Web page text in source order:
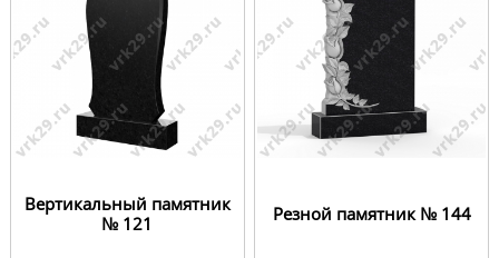
Вертикальный памятник
№ 121
Резной памятник № 144